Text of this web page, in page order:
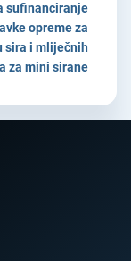
sufinanciranje
opreme za
sira i mliječnih
za mini sirane